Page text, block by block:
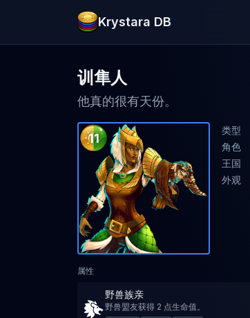
Krystara DB
训隼人
他真的很有天份。
11
类型
角色
王国
外观
属性
野兽族亲
野兽盟友获得 2 点生命值。